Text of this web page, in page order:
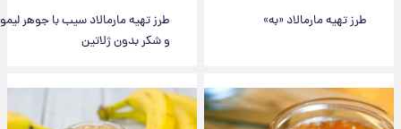
طرز تهیه مارمالاد «به»
طرز تهیه مارمالاد سیب با جوهر لیمو
و شکر بدون ژلاتین